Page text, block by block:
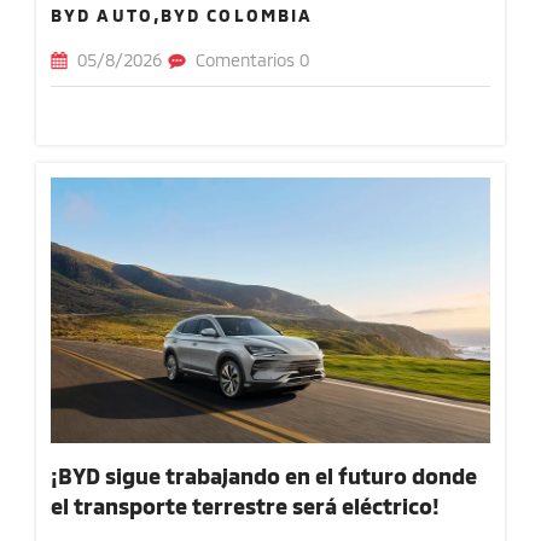
BYD AUTO,BYD COLOMBIA
05/8/2026 Comentarios 0
¡BYD sigue trabajando en el futuro donde
el transporte terrestre será eléctrico!